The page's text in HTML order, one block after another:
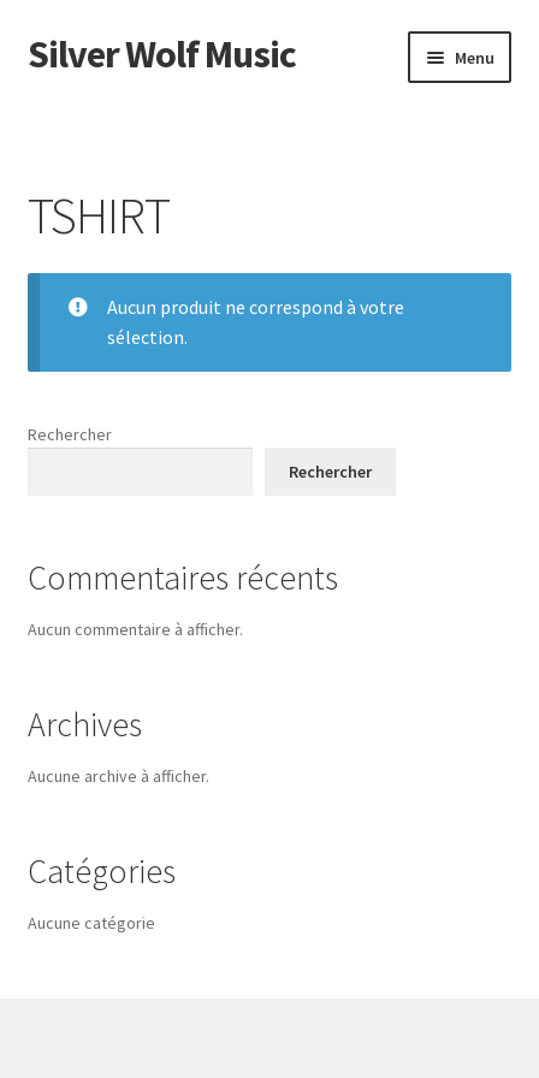
Aller
à
Aller
au
Silver Wolf Music Menu
Panier
Mon compte
TSHIRT
Aucun produit ne correspond à votre
sélection.
Rechercher
Rechercher
Commentaires récents
Aucun commentaire à afficher.
Archives
Aucune archive à afficher.
Catégories
Aucune catégorie